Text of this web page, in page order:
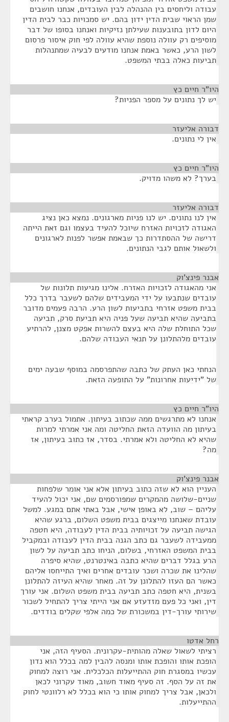
עבודה וליחסים בין ההנהלה לבין העובדים, אנחנו חושבים
שמן הראוי שבית הדין ידון בהם. יש סמכויות כבר לבית הדין
היום לדון בתובענות שעילתן נזיקיות ואנחנו בסופו של דבר
מוסיפים רק עוולה נוספת שהיא עוולה לפי חוק איסור פרסום
לשון הרע, כאשר באמת אנחנו מודעים לבעיה שמתנהלות
תביעות כאלה בבתי המשפט.
היו"ר חיים כץ
יש לך נתונים על מספר הפניות?
דבורה אליעזר
אין לי נתונים.
היו"ר חיים כץ
בערך? לא משהו מדויק.
דבורה אליעזר
אין לנו נתונים. יש לנו פניות מארגונים. נמצא כאן נציג
האגודה לזכויות האזרח שיוכל להעיד בעצמו וגם זאת הייתה
דרישה של ההסתדרות כך שבאמת אפשר לפנות לארגונים
ולשאול אותם לגבי הנתונים.
אבנר פינצ'וק
אני מהאגודה לזכויות האזרח. אלינו מגיעות תלונות של
עובדים שנתבעו על ידי המעבידים שלהם לשעבר בדרך כלל
בבית משפט אזרחי בתביעות לשון הרע. הרבה פעמים מדובר
בתביעה שהיא תביעה שעל פניה היא תביעת סרק, תביעה
שכל התוחלת שלה היא בעצם להשרות אפקט מצנן, להרתיע
עובדים מלהתלונן על תנאי העבודה שלהם.
הנחתי כאן העתק של כתבה שהתפרסמה במוסף שבעה ימים
של "ידיעות אחרונות" על התופעה הזאת.
היו"ר חיים כץ
אנחנו לא מתרגשים ממה שכתוב בעיתון. אתמול בערב קראתי
בעיתון מה הוועדה הזאת החליטה ומה אני אמרתי למרות
שהיא לא החליטה ולא אמרתי. בסדר, אז כתוב בעיתון, אז
מה?
אבנר פינצ'וק
העניין הוא לא שזה כתוב בעיתון אלא אני אומר שלפחות
שניים-שלושה מהמקרים שמפורסמים שם, אני יכול להעיד
עליהם – שוב, לא באופן אישי, אבל באתי אתם במגע. למשל
עובדת שאנחנו מייצגים בבית משפט השלום, ברגע שהיא
הגישה תביעה על זכויותיה בבית הדין לעבודה, היא חטפה
ממעבידה לשעבר גם כתב הגנה בבית הדין לעבודה ובמקביל
בבית המשפט האזרחי, בשלום, הניחו כתב תביעה על לשון
הרע בגלל דברים שהיא כתבה באינטרנט, שהיא סיפרה
שהלינו את שכרה ושכר עובדים אחרים ואיך התייחסו אליהם
כאשר הם העזו להתלונן על זה. מאחר שהיא העיזה להתלונן
בשנית, היא חטפה כתב תביעה בבית משפט השלום. אני עורך
דין, ואני כל פעם מזדעזע אם אני הייתי צריך להתחיל לשכור
שירותי עורך-דין במשכורת של כמה אלפי שקלים בודדים.
רחל אדטו
רציתי לשאול שאלה מהותית-עקרונית. הסעיף הזה, אני
הופכת אותו והופכת אותו ומנסה להבין למה בכלל הוא נדון
עכשיו במסגרת חוק ההתייעלות הכלכלית. אני רוצה למחוק
את זה על הסף. זה סעיף מאוד חשוב, מאוד עקרוני לכאן
ולכאן, אבל צריך למחוק אותו כי הוא בכלל לא רלוונטי לחוק
ההתייעלות.